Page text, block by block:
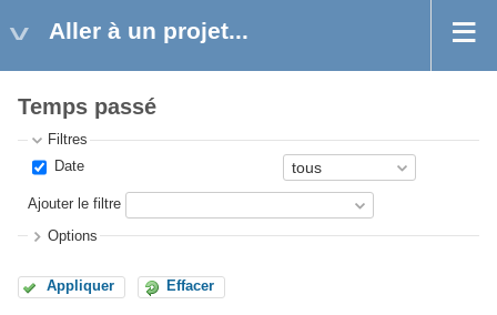
Aller à un projet...
Temps passé
Filtres
Date
Ajouter le filtre
Options
Appliquer Effacer